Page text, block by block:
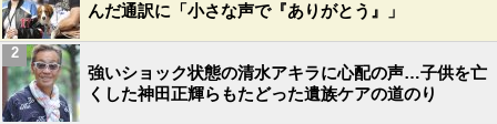
んだ通訳に「小さな声で『ありがとう』」
強いショック状態の清水アキラに心配の声…子供を亡
くした神田正輝らもたどった遺族ケアの道のり
2